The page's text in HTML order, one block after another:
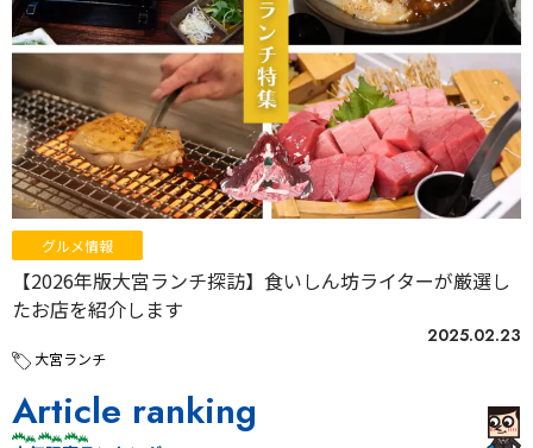
グルメ情報
【2026年版大宮ランチ探訪】食いしん坊ライターが厳選し
たお店を紹介します
2025.02.23
大宮ランチ
Article ranking